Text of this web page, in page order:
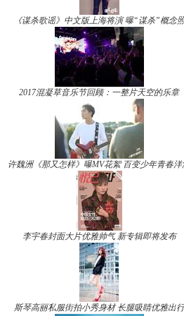
《谋杀歌谣》中文版上海将演 曝“谋杀”概念
2017混凝草音乐节回顾：一整片天空的乐章
许魏洲《那又怎样》曝MV花絮 百变少年青春洋
李宇春封面大片优雅帅气 新专辑即将发布
斯琴高丽私服街拍小秀身材 长腿吸睛优雅出行